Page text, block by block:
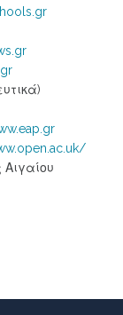
Αιγαίου